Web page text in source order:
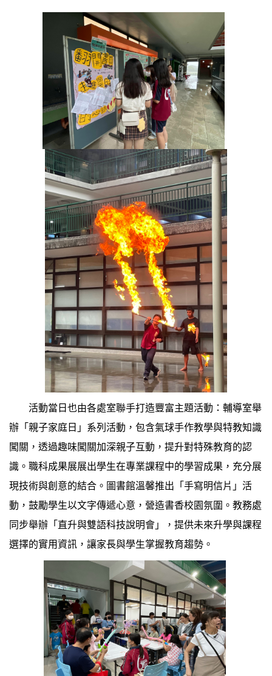
活動當日也由各處室聯手打造豐富主題活動：輔導室舉
辦「親子家庭日」系列活動，包含氣球手作教學與特教知識
闖關，透過趣味闖關加深親子互動，提升對特殊教育的認
識。職科成果展展出學生在專業課程中的學習成果，充分展
現技術與創意的結合。圖書館溫馨推出「手寫明信片」活
動，鼓勵學生以文字傳遞心意，營造書香校園氛圍。教務處
同步舉辦「直升與雙語科技說明會」，提供未來升學與課程
選擇的實用資訊，讓家長與學生掌握教育趨勢。